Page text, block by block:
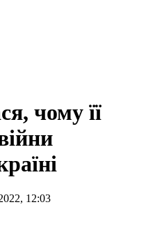
чому її
12:03